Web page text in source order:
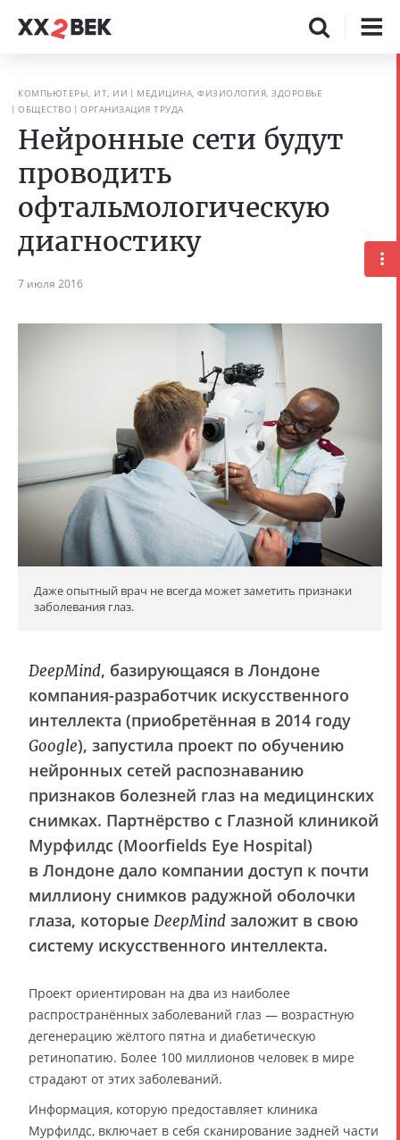
КОМПЬЮТЕРЫ, ИТ, ИИ
МЕДИЦИНА, ФИЗИОЛОГИЯ, ЗДОРОВЬЕ
ОБЩЕСТВО
ОРГАНИЗАЦИЯ ТРУДА
Нейронные сети будут
проводить
офтальмологическую
диагностику
7 июля 2016
Даже опытный врач не всегда может заметить признаки
заболевания глаз.
DeepMind, базирующаяся в Лондоне
компания-разработчик искусственного
интеллекта (приобретённая в 2014 году
Google), запустила проект по обучению
нейронных сетей распознаванию
признаков болезней глаз на медицинских
снимках. Партнёрство с Глазной клиникой
Мурфилдс (Moorfields Eye Hospital)
в Лондоне дало компании доступ к почти
миллиону снимков радужной оболочки
глаза, которые DeepMind заложит в свою
систему искусственного интеллекта.
Проект ориентирован на два из наиболее
распространённых заболеваний глаз — возрастную
дегенерацию жёлтого пятна и диабетическую
ретинопатию. Более 100 миллионов человек в мире
страдают от этих заболеваний.
Информация, которую предоставляет клиника
Мурфилдс, включает в себя сканирование задней части